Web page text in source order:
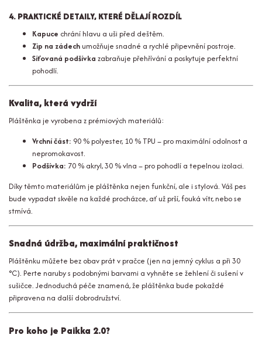
4. PRAKTICKÉ DETAILY, KTERÉ DĚLAJÍ ROZDÍL
Kapuce chrání hlavu a uši před deštěm.
Zip na zádechumožňuje snadné a rychlé připevnění postroje.
Síťovaná podšívka zabraňuje přehřívání a poskytuje perfektní
pohodlí.
Kvalita, která vydrží
Pláštěnka je vyrobena z prémiových materiálů:
Vrchní část: 90 % polyester, 10 % TPU – pro maximální odolnost a
nepromokavost.
Podšívka: 70 % akryl, 30 % vlna – pro pohodlí a tepelnou izolaci.
Díky těmto materiálům je pláštěnka nejen funkční, ale i stylová. Váš pes
bude vypadat skvěle na každé procházce, ať už prší, fouká vítr, nebo se
stmívá.
Snadná údržba, maximální praktičnost
Pláštěnku můžete bez obav prát v pračce (jen na jemný cyklus a při 30
°C). Perte naruby s podobnými barvami a vyhněte se žehlení či sušení v
sušičce. Jednoduchá péče znamená, že pláštěnka bude pokaždé
připravena na další dobrodružství.
Pro koho je Paikka 2.0?